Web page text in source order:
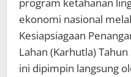
program ketahanan
ekonomi nasional
Kesiapsiagaan
Lahan (Karhutla)
ini dipimpin langsung